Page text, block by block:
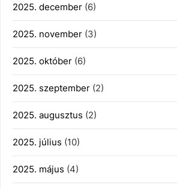
2025. december (6)
2025. november (3)
2025. október (6)
2025. szeptember (2)
2025. augusztus (2)
2025. július (10)
2025. május (4)